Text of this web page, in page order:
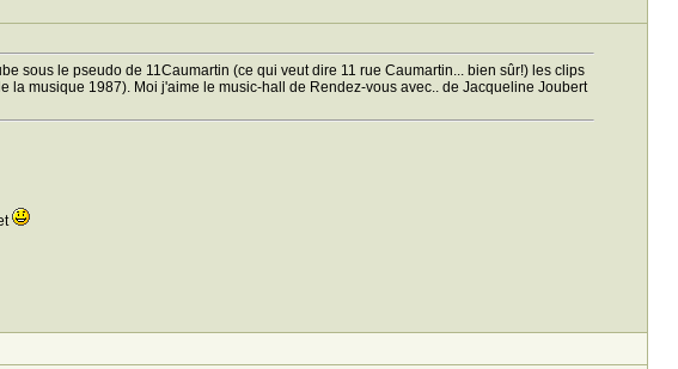
sous le pseudo de 11Caumartin (ce qui veut dire 11 rue Caumartin... bien sûr!) les clips
la musique 1987). Moi j'aime le music-hall de Rendez-vous avec.. de Jacqueline Joubert